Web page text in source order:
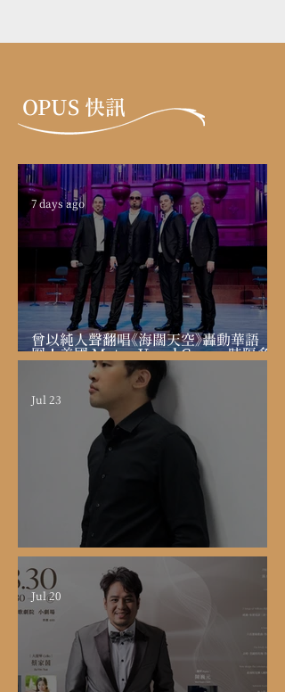
OPUS 快訊
曾以純人聲翻唱《海闊天空》轟動華語
圈！美國 Metro Vocal Group 時隔多
年重返臺灣 9月桃園、臺中震撼獻唱
7 days ago
鋼琴家任俞仲的 《李斯特巡禮》 朝聖之路
Jul 23
Jul 20